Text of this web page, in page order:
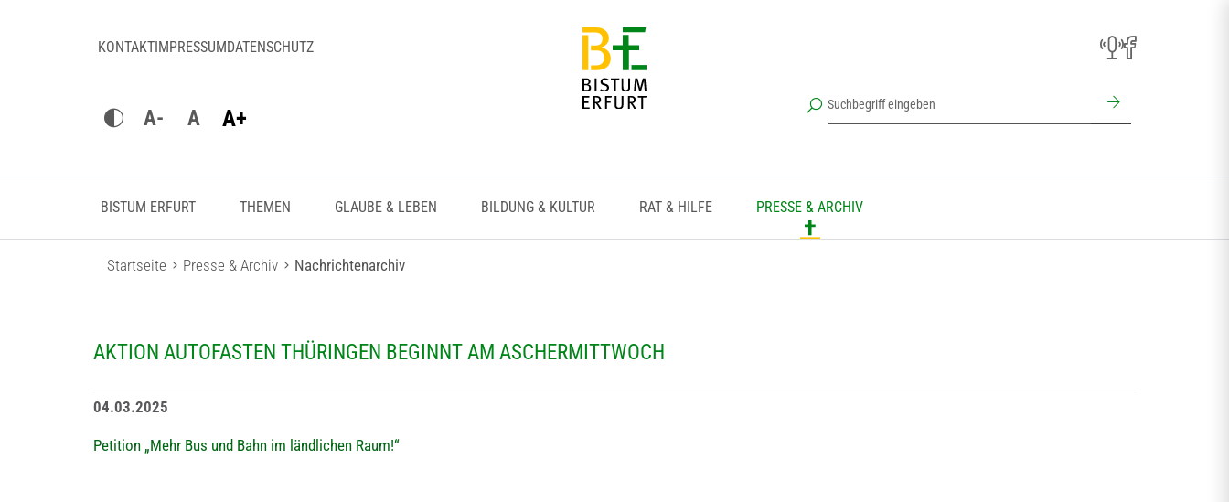
KONTAKTIMPRESSUMDATENSCHUTZ
A- A A+
BISTUM ERFURT THEMEN GLAUBE & LEBEN BILDUNG & KULTUR RAT & HILFE PRESSE & ARCHIV
Startseite Presse & Archiv Nachrichtenarchiv
AKTION AUTOFASTEN THÜRINGEN BEGINNT AM ASCHERMITTWOCH
04.03.2025
Petition „Mehr Bus und Bahn im ländlichen Raum!“